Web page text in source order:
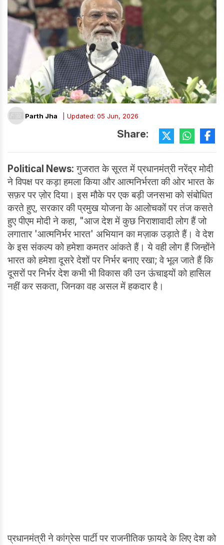
Parth Jha | Updated: 05 Jun, 2026
Share:
Political News: गुजरात के सूरत में प्रधानमंत्री नरेंद्र मोदी
ने विपक्ष पर कड़ा हमला किया और आत्मनिर्भरता की ओर भारत के
सफ़र पर ज़ोर दिया। इस मौके पर एक बड़ी जनसभा को संबोधित
करते हुए, सरकार की प्रमुख योजना के आलोचकों पर तंज कसते
हुए पीएम मोदी ने कहा, "आज देश में कुछ निराशावादी लोग हैं जो
लगातार 'आत्मनिर्भर भारत' अभियान का मज़ाक उड़ाते हैं। वे देश
के इस संकल्प को हमेशा कमतर आंकते हैं। ये वही लोग हैं जिन्होंने
भारत को हमेशा दूसरे देशों पर निर्भर बनाए रखा; वे भूल जाते हैं कि
दूसरों पर निर्भर देश कभी भी विकास की उन ऊंचाइयों को हासिल
नहीं कर सकता, जिनका वह असल में हकदार है।
प्रधानमंत्री ने कांग्रेस पार्टी पर राजनीतिक फ़ायदे के लिए देश को